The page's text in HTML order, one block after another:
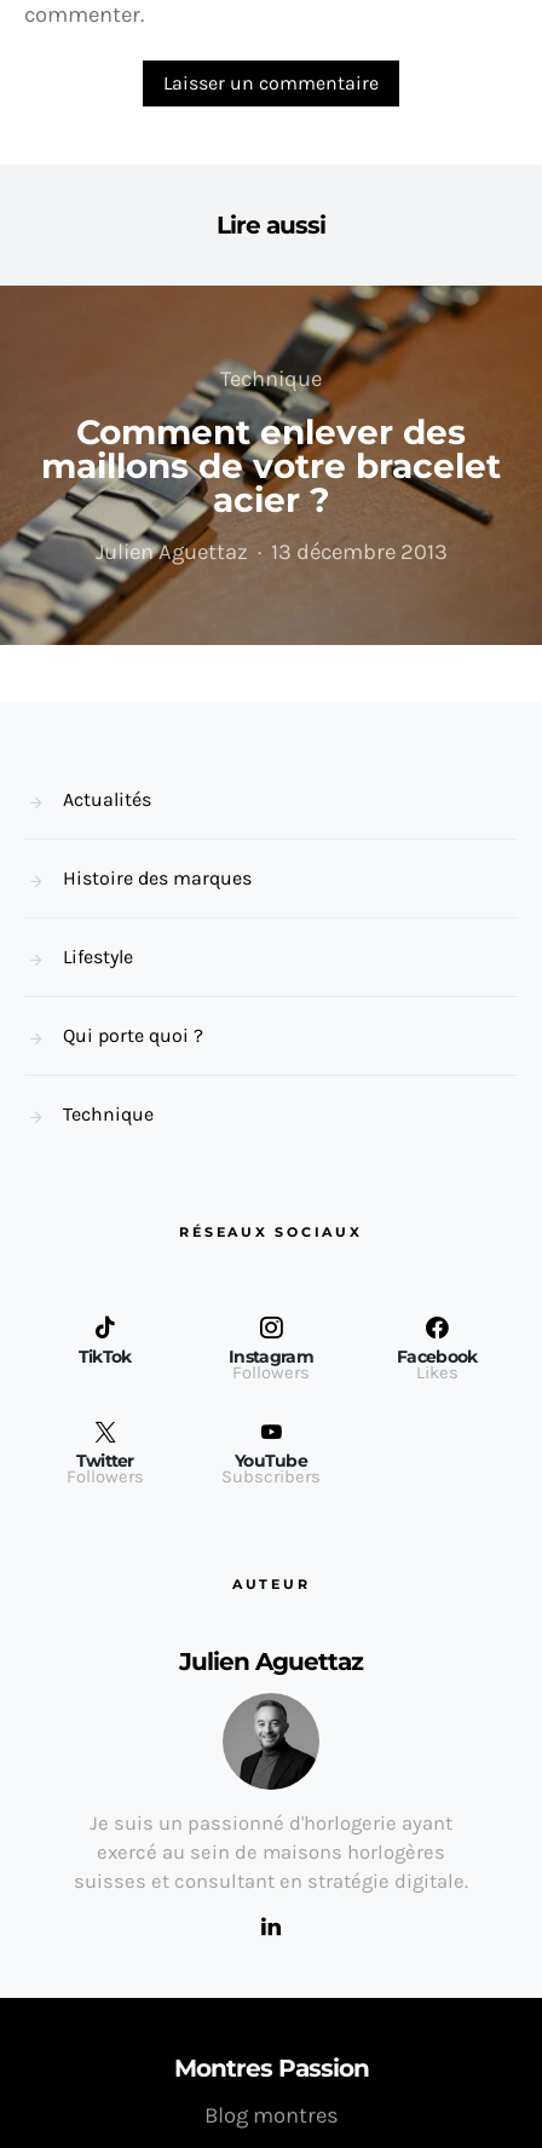
commenter.
Lire aussi
Technique
Comment enlever des
maillons de votre bracelet
acier ?
Julien Aguettaz 13 décembre 2013
Actualités
Histoire des marques
Lifestyle
Qui porte quoi ?
Technique
RÉSEAUX SOCIAUX
TikTok Instagram
Followers
Facebook
Likes
Twitter
Followers
YouTube
Subscribers
AUTEUR
Julien Aguettaz
Je suis un passionné d'horlogerie ayant
exercé au sein de maisons horlogères
suisses et consultant en stratégie digitale.
Montres Passion
Blog montres